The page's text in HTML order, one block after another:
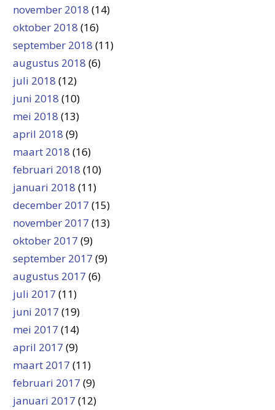
november 2018 (14)
oktober 2018 (16)
september 2018 (11)
augustus 2018 (6)
juli 2018 (12)
juni 2018 (10)
mei 2018 (13)
april 2018 (9)
maart 2018 (16)
februari 2018 (10)
januari 2018 (11)
december 2017 (15)
november 2017 (13)
oktober 2017 (9)
september 2017 (9)
augustus 2017 (6)
juli 2017 (11)
juni 2017 (19)
mei 2017 (14)
april 2017 (9)
maart 2017 (11)
februari 2017 (9)
januari 2017 (12)